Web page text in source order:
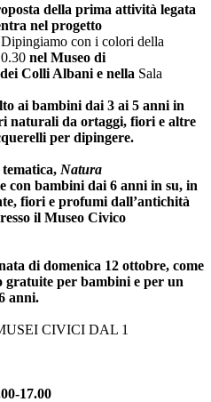
della prima attività legata
nel progetto
Dipingiamo con i colori della
nel Museo di
Colli Albani e nella Sala
ai bambini dai 3 ai 5 anni in
naturali da ortaggi, fiori e altre
per dipingere.
Natura
con bambini dai 6 anni in su, in
fiori e profumi dall’antichità
il Museo Civico
di domenica 12 ottobre, come
gratuite per bambini e per un
anni.
CIVICI DAL 1
17.00